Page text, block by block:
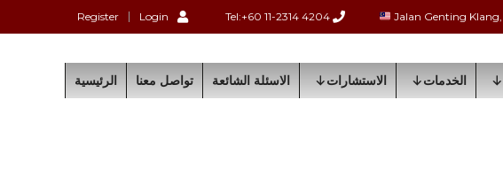
Login
Register
الرئيسية الخدمات الاستشارات الاسئلة الشائعة تواصل معنا